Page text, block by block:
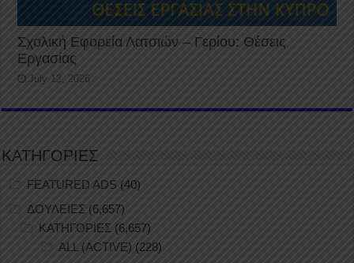
Σχολική Εφορεία Λατσιών – Γερίου: Θέσεις
Εργασίας
July 12, 2026
ΚΑΤΗΓΟΡΙΕΣ
FEATURED ADS (40)
ΔΟΥΛΕΙΕΣ (6,657)
ΚΑΤΗΓΟΡΙΕΣ (6,657)
ALL (ACTIVE) (228)